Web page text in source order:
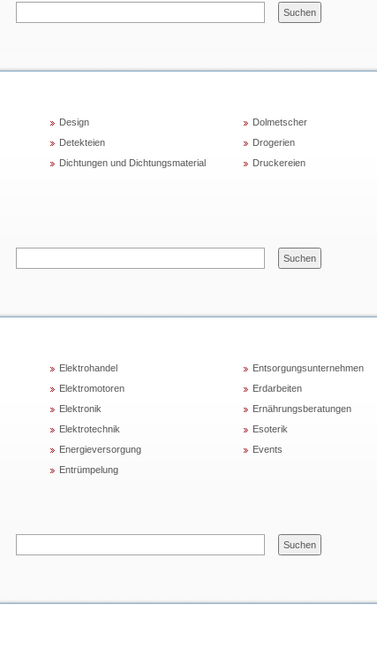
Design
Detekteien
Dichtungen und Dichtungsmaterial
Dolmetscher
Drogerien
Druckereien
Elektrohandel
Elektromotoren
Elektronik
Elektrotechnik
Energieversorgung
Entrümpelung
Entsorgungsunternehmen
Erdarbeiten
Ernährungsberatungen
Esoterik
Events